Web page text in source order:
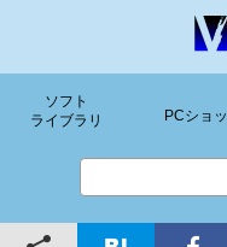
ソフト
ライブラリ
PCショ